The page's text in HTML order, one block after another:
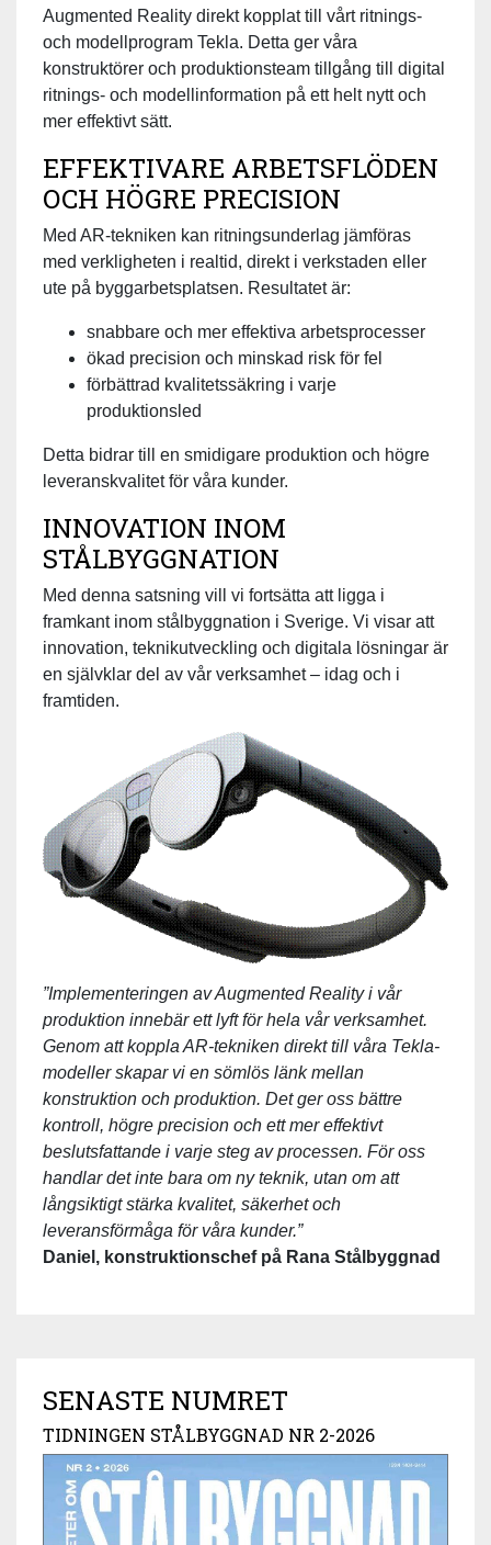
Augmented Reality direkt kopplat till vårt ritnings-
och modellprogram Tekla. Detta ger våra
konstruktörer och produktionsteam tillgång till digital
ritnings- och modellinformation på ett helt nytt och
mer effektivt sätt.
EFFEKTIVARE ARBETSFLÖDEN
OCH HÖGRE PRECISION
Med AR-tekniken kan ritningsunderlag jämföras
med verkligheten i realtid, direkt i verkstaden eller
ute på byggarbetsplatsen. Resultatet är:
snabbare och mer effektiva arbetsprocesser
ökad precision och minskad risk för fel
förbättrad kvalitetssäkring i varje
produktionsled
Detta bidrar till en smidigare produktion och högre
leveranskvalitet för våra kunder.
INNOVATION INOM
STÅLBYGGNATION
Med denna satsning vill vi fortsätta att ligga i
framkant inom stålbyggnation i Sverige. Vi visar att
innovation, teknikutveckling och digitala lösningar är
en självklar del av vår verksamhet – idag och i
framtiden.
”Implementeringen av Augmented Reality i vår
produktion innebär ett lyft för hela vår verksamhet.
Genom att koppla AR-tekniken direkt till våra Tekla-
modeller skapar vi en sömlös länk mellan
konstruktion och produktion. Det ger oss bättre
kontroll, högre precision och ett mer effektivt
beslutsfattande i varje steg av processen. För oss
handlar det inte bara om ny teknik, utan om att
långsiktigt stärka kvalitet, säkerhet och
leveransförmåga för våra kunder.”
Daniel, konstruktionschef på Rana Stålbyggnad
SENASTE NUMRET
TIDNINGEN STÅLBYGGNAD NR 2-2026